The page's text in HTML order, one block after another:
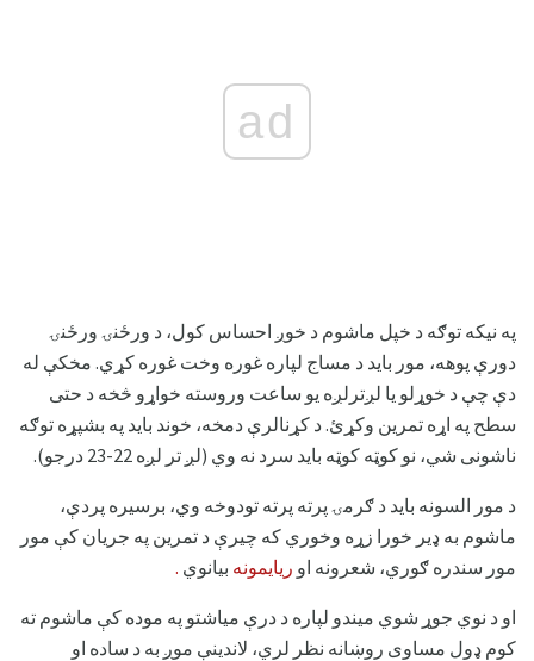
ad
په نيکه توګه د خپل ماشوم د خوږ احساس کول، د ورځنۍ ورځنۍ
دورې پوهه، مور بايد د مساج لپاره غوره وخت غوره کړي. مخکې له
دې چې د خوړلو یا لږترلږه یو ساعت وروسته خواړو څخه د حتی
سطح په اړه تمرين وکړئ. د کړنالرې دمخه، خوند باید په بشپړه توګه
ناشونی شي، نو کوټه کوټه باید سرد نه وي (لږ تر لږه 22-23 درجو).
د مور السونه باید د ګرمۍ پرته پرته تودوخه وي، برسيره پردې،
ماشوم به ډیر خورا زړه وخوري که چیرې د تمرین په جریان کې مور
مور سندره ګوري، شعرونه او ریایمونه بیانوي .
او د نوي جوړ شوي میندو لپاره د درې میاشتو په موده کې ماشوم ته
کوم ډول مساوی روښانه نظر لري، لاندینې موږ به د ساده او